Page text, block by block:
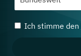
Ich stimme den